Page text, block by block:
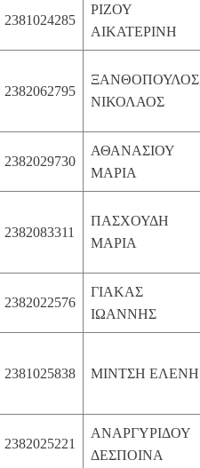
2381024285
ΡΙΖΟΥ
ΑΙΚΑΤΕΡΙΝΗ
2382062795
ΞΑΝΘΟΠΟΥΛΟΣ
ΝΙΚΟΛΑΟΣ
2382029730
ΑΘΑΝΑΣΙΟΥ
ΜΑΡΙΑ
2382083311
ΠΑΣΧΟΥΔΗ
ΜΑΡΙΑ
2382022576
ΓΙΑΚΑΣ
ΙΩΑΝΝΗΣ
2381025838 ΜΙΝΤΣΗ ΕΛΕΝΗ
2382025221
ΑΝΑΡΓΥΡΙΔΟΥ
ΔΕΣΠΟΙΝΑ